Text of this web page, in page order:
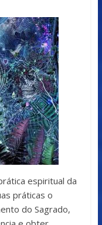
espiritual da
práticas o
do Sagrado,